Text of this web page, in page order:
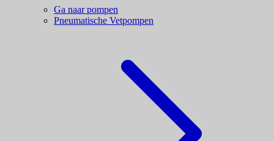
Ga naar pompen
Pneumatische Vetpompen